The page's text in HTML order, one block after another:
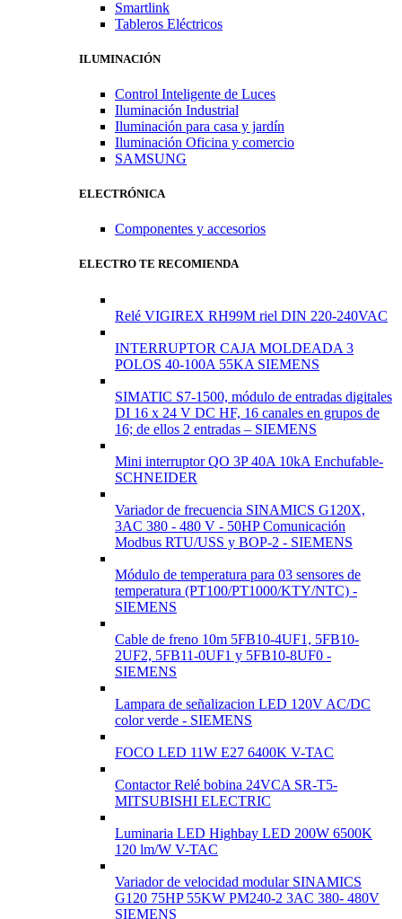
Smartlink
Tableros Eléctricos
ILUMINACIÓN
Control Inteligente de Luces
Iluminación Industrial
Iluminación para casa y jardín
Iluminación Oficina y comercio
SAMSUNG
ELECTRÓNICA
Componentes y accesorios
ELECTRO TE RECOMIENDA
Relé VIGIREX RH99M riel DIN 220-240VAC
INTERRUPTOR CAJA MOLDEADA 3
POLOS 40-100A 55KA SIEMENS
SIMATIC S7-1500, módulo de entradas digitales
DI 16 x 24 V DC HF, 16 canales en grupos de
16; de ellos 2 entradas – SIEMENS
Mini interruptor QO 3P 40A 10kA Enchufable-
SCHNEIDER
Variador de frecuencia SINAMICS G120X,
3AC 380 - 480 V - 50HP Comunicación
Modbus RTU/USS y BOP-2 - SIEMENS
Módulo de temperatura para 03 sensores de
temperatura (PT100/PT1000/KTY/NTC) -
SIEMENS
Cable de freno 10m 5FB10-4UF1, 5FB10-
2UF2, 5FB11-0UF1 y 5FB10-8UF0 -
SIEMENS
Lampara de señalizacion LED 120V AC/DC
color verde - SIEMENS
FOCO LED 11W E27 6400K V-TAC
Contactor Relé bobina 24VCA SR-T5-
MITSUBISHI ELECTRIC
Luminaria LED Highbay LED 200W 6500K
120 lm/W V-TAC
Variador de velocidad modular SINAMICS
G120 75HP 55KW PM240-2 3AC 380- 480V
SIEMENS